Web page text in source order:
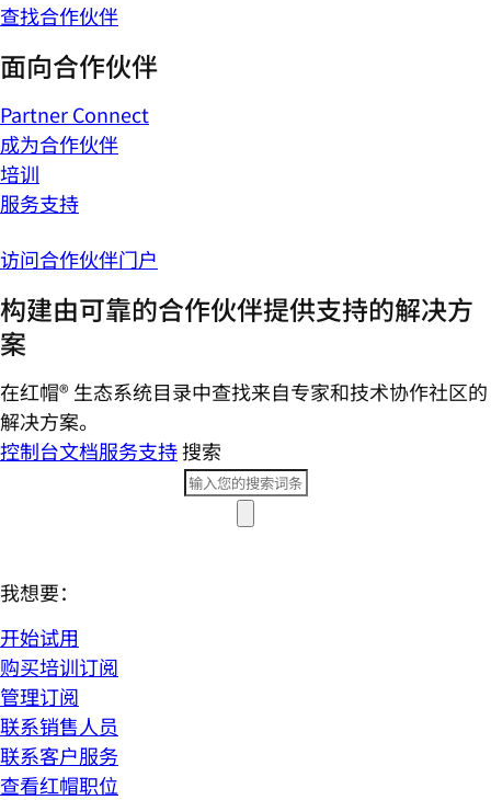
查找合作伙伴
面向合作伙伴
Partner Connect
成为合作伙伴
培训
服务支持
访问合作伙伴门户
构建由可靠的合作伙伴提供支持的解决方
案
在红帽® 生态系统目录中查找来自专家和技术协作社区的
解决方案。
控制台文档服务支持搜索
我想要：
开始试用
购买培训订阅
管理订阅
联系销售人员
联系客户服务
查看红帽职位